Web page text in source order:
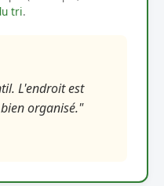
tri.
L'endroit est
organisé."